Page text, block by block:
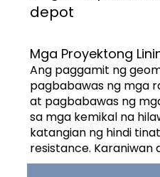
depot
Mga Proyektong
Ang paggamit ng
pagbabawas ng mga
at pagbabawas ng
sa mga kemikal na
katangian ng hindi
resistance. Karaniwan